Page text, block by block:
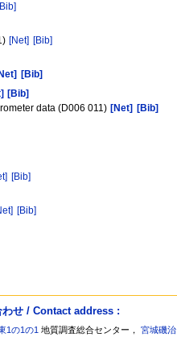
[Net] [Bib]
[Bib]
[Bib]
data (D006 011) [Net]
[Bib]
[Bib]
[Bib]
わせ / Contact address :
1の1の1 地質調査総合センター，宮城磯治